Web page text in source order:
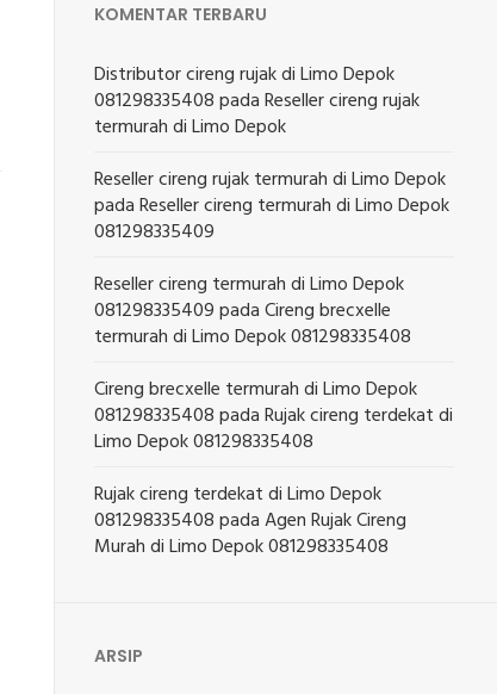
KOMENTAR TERBARU
Distributor cireng rujak di Limo Depok
081298335408padaReseller cireng rujak
termurah di Limo Depok
Reseller cireng rujak termurah di Limo Depok
padaReseller cireng termurah di Limo Depok
081298335409
Reseller cireng termurah di Limo Depok
081298335409padaCireng brecxelle
termurah di Limo Depok 081298335408
Cireng brecxelle termurah di Limo Depok
081298335408padaRujak cireng terdekat di
Limo Depok 081298335408
Rujak cireng terdekat di Limo Depok
081298335408padaAgen Rujak Cireng
Murah di Limo Depok 081298335408
ARSIP